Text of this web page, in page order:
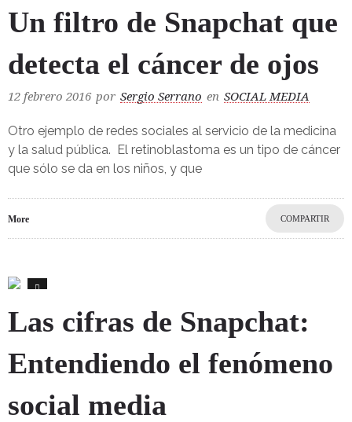
Un filtro de Snapchat que
detecta el cáncer de ojos
12 febrero 2016 por Sergio Serrano en SOCIAL MEDIA
Otro ejemplo de redes sociales al servicio de la medicina
y la salud pública. El retinoblastoma es un tipo de cáncer
que sólo se da en los niños, y que
More COMPARTIR
0
Las cifras de Snapchat:
Entendiendo el fenómeno
social media